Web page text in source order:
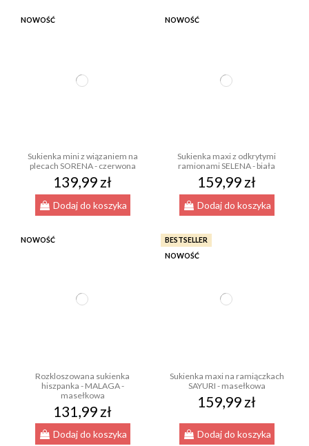
NOWOŚĆ
Sukienka mini z wiązaniem na
plecach SORENA - czerwona
139,99 zł
Dodaj do koszyka
NOWOŚĆ
Sukienka maxi z odkrytymi
ramionami SELENA - biała
159,99 zł
Dodaj do koszyka
NOWOŚĆ
Rozkloszowana sukienka
hiszpanka - MALAGA -
masełkowa
131,99 zł
Dodaj do koszyka
BESTSELLER
NOWOŚĆ
Sukienka maxi na ramiączkach
SAYURI - masełkowa
159,99 zł
Dodaj do koszyka